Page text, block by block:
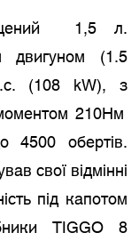
1,5 л.
двигуном (1.5
(108 kW), з
210Нм
4500 обертів.
свої відмінні
під капотом
TIGGO 8